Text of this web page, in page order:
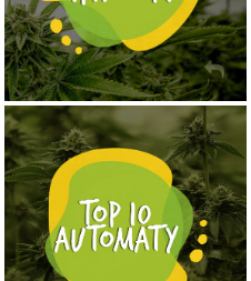
NASIONA MARIHUANY TOP 10 AUTOFLOWERING
KUP TERAZ